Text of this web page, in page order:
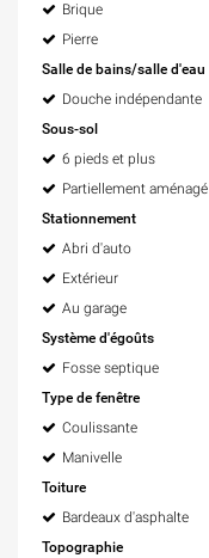
Brique
Pierre
Salle de bains/salle d'eau
Douche indépendante
Sous-sol
6 pieds et plus
Partiellement aménagé
Stationnement
Abri d'auto
Extérieur
Au garage
Système d'égoûts
Fosse septique
Type de fenêtre
Coulissante
Manivelle
Toiture
Bardeaux d'asphalte
Topographie